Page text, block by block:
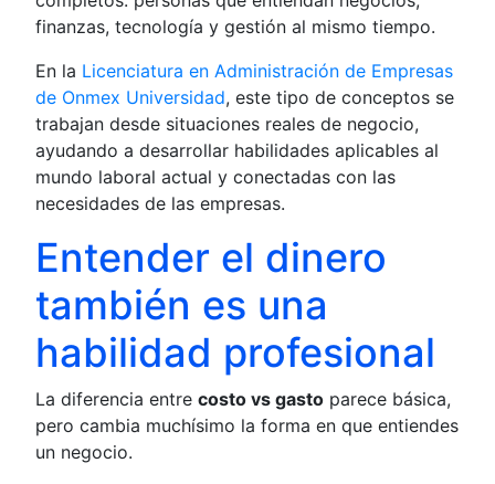
finanzas, tecnología y gestión al mismo tiempo.
En la Licenciatura en Administración de Empresas
de Onmex Universidad, este tipo de conceptos se
trabajan desde situaciones reales de negocio,
ayudando a desarrollar habilidades aplicables al
mundo laboral actual y conectadas con las
necesidades de las empresas.
Entender el dinero
también es una
habilidad profesional
La diferencia entrecosto vs gasto parece básica,
pero cambia muchísimo la forma en que entiendes
un negocio.